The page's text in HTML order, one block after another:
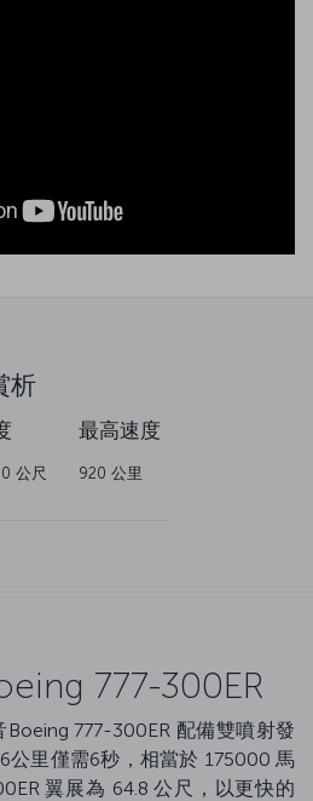
析
公尺
最高速度
920 公里
777-300ER
777-300ER 配備雙噴射發
公里僅需6秒，相當於 175000 馬
翼展為 64.8 公尺，以更快的